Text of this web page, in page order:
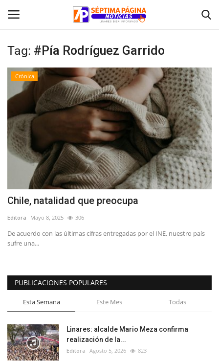
Inicio
Crónica
Policial
Tribunales
Deporte
Política
Espectáculos
Tag: #Pía Rodríguez Garrido
Crónica
Chile, natalidad que preocupa
Editora Mayo 8, 2025 306
De acuerdo con las últimas cifras entregadas por el INE, nuestro país
sufre una...
PUBLICACIONES POPULARES
Esta Semana Este Mes Todas
Linares: alcalde Mario Meza confirma
realización de la...
Editora Agosto 5, 2026 823